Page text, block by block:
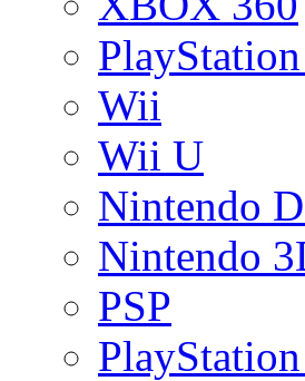
Wii
Wii U
Nintendo
Nintendo
PSP